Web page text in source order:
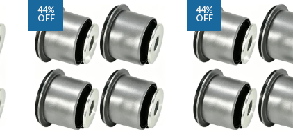
44%
OFF
44%
OFF